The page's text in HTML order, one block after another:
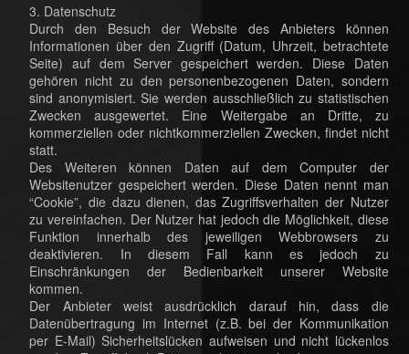
3. Datenschutz
Durch den Besuch der Website des Anbieters können
Informationen über den Zugriff (Datum, Uhrzeit, betrachtete
Seite) auf dem Server gespeichert werden. Diese Daten
gehören nicht zu den personenbezogenen Daten, sondern
sind anonymisiert. Sie werden ausschließlich zu statistischen
Zwecken ausgewertet. Eine Weitergabe an Dritte, zu
kommerziellen oder nichtkommerziellen Zwecken, findet nicht
statt.
Des Weiteren können Daten auf dem Computer der
Websitenutzer gespeichert werden. Diese Daten nennt man
“Cookie”, die dazu dienen, das Zugriffsverhalten der Nutzer
zu vereinfachen. Der Nutzer hat jedoch die Möglichkeit, diese
Funktion innerhalb des jeweiligen Webbrowsers zu
deaktivieren. In diesem Fall kann es jedoch zu
Einschränkungen der Bedienbarkeit unserer Website
kommen.
Der Anbieter weist ausdrücklich darauf hin, dass die
Datenübertragung im Internet (z.B. bei der Kommunikation
per E-Mail) Sicherheitslücken aufweisen und nicht lückenlos